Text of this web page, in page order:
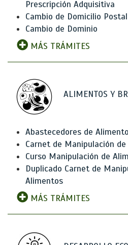
Prescripción Adquisitiva
Cambio de Domicilio Postal
Cambio de Dominio
MÁS TRÁMITES
ALIMENTOS Y
Abastecedores de
Carnet de Manipulación
Curso Manipulación de
Duplicado Carnet de
Alimentos
MÁS TRÁMITES